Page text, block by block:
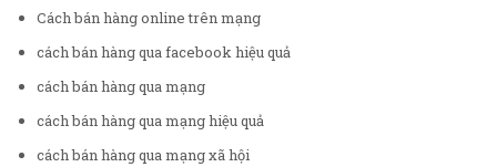
Cách bán hàng online trên mạng
cách bán hàng qua facebook hiệu quả
cách bán hàng qua mạng
cách bán hàng qua mạng hiệu quả
cách bán hàng qua mạng xã hội